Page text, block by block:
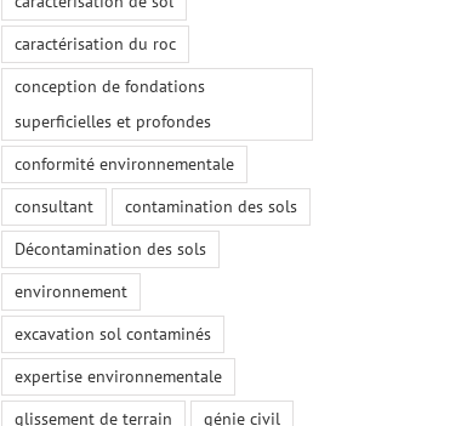
caractérisation du roc
conception de fondations
superficielles et profondes
conformité environnementale
consultant
contamination des sols
Décontamination des sols
environnement
excavation sol contaminés
expertise environnementale
glissement de terrain
génie civil